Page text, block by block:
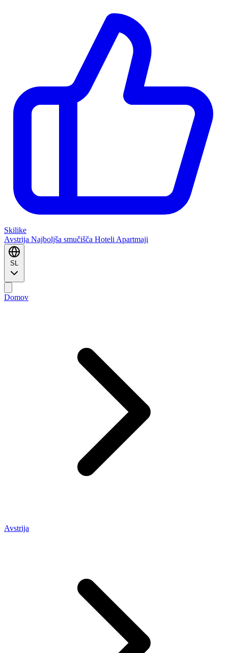
Skilike
Avstrija Najboljša smučišča Hoteli Apartmaji
SL
Domov
Avstrija